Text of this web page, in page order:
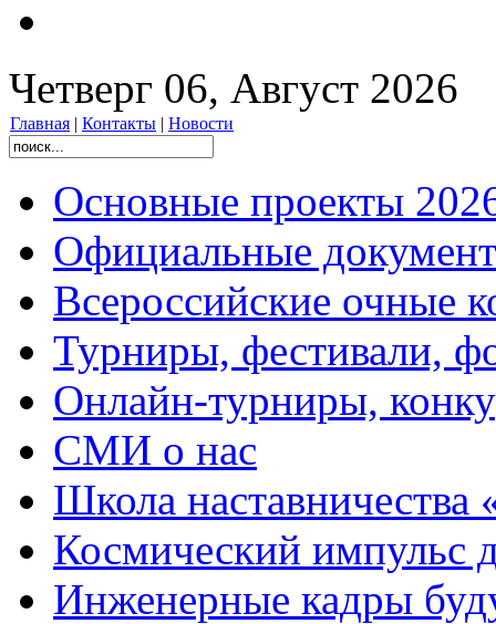
Четверг 06, Август 2026
Главная | Контакты | Новости
Основные проекты
Официальные
Всероссийские очные
Турниры, фестивали,
Онлайн-турниры,
СМИ о нас
Школа
Космический импульс
Инженерные кадры